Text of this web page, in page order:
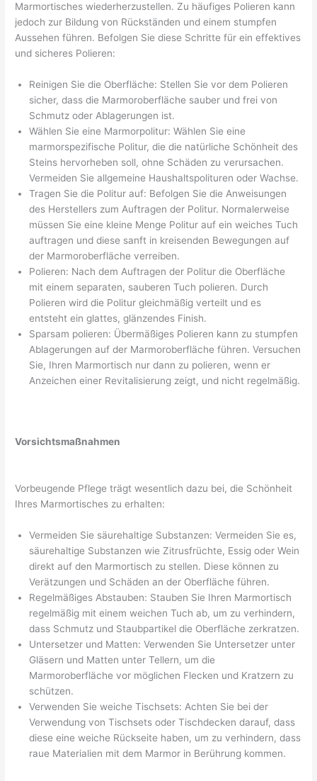
Marmortisches wiederherzustellen. Zu häufiges Polieren kann
jedoch zur Bildung von Rückständen und einem stumpfen
Aussehen führen. Befolgen Sie diese Schritte für ein effektives
und sicheres Polieren:
Reinigen Sie die Oberfläche: Stellen Sie vor dem Polieren
sicher, dass die Marmoroberfläche sauber und frei von
Schmutz oder Ablagerungen ist.
Wählen Sie eine Marmorpolitur: Wählen Sie eine
marmorspezifische Politur, die die natürliche Schönheit des
Steins hervorheben soll, ohne Schäden zu verursachen.
Vermeiden Sie allgemeine Haushaltspolituren oder Wachse.
Tragen Sie die Politur auf: Befolgen Sie die Anweisungen
des Herstellers zum Auftragen der Politur. Normalerweise
müssen Sie eine kleine Menge Politur auf ein weiches Tuch
auftragen und diese sanft in kreisenden Bewegungen auf
der Marmoroberfläche verreiben.
Polieren: Nach dem Auftragen der Politur die Oberfläche
mit einem separaten, sauberen Tuch polieren. Durch
Polieren wird die Politur gleichmäßig verteilt und es
entsteht ein glattes, glänzendes Finish.
Sparsam polieren: Übermäßiges Polieren kann zu stumpfen
Ablagerungen auf der Marmoroberfläche führen. Versuchen
Sie, Ihren Marmortisch nur dann zu polieren, wenn er
Anzeichen einer Revitalisierung zeigt, und nicht regelmäßig.
Vorsichtsmaßnahmen
Vorbeugende Pflege trägt wesentlich dazu bei, die Schönheit
Ihres Marmortisches zu erhalten:
Vermeiden Sie säurehaltige Substanzen: Vermeiden Sie es,
säurehaltige Substanzen wie Zitrusfrüchte, Essig oder Wein
direkt auf den Marmortisch zu stellen. Diese können zu
Verätzungen und Schäden an der Oberfläche führen.
Regelmäßiges Abstauben: Stauben Sie Ihren Marmortisch
regelmäßig mit einem weichen Tuch ab, um zu verhindern,
dass Schmutz und Staubpartikel die Oberfläche zerkratzen.
Untersetzer und Matten: Verwenden Sie Untersetzer unter
Gläsern und Matten unter Tellern, um die
Marmoroberfläche vor möglichen Flecken und Kratzern zu
schützen.
Verwenden Sie weiche Tischsets: Achten Sie bei der
Verwendung von Tischsets oder Tischdecken darauf, dass
diese eine weiche Rückseite haben, um zu verhindern, dass
raue Materialien mit dem Marmor in Berührung kommen.